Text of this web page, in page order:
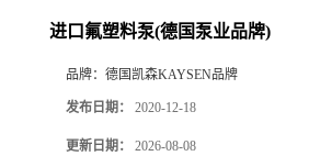
进口氟塑料泵(德国泵业品牌)
品牌： 德国凯森KAYSEN品牌
发布日期： 2020-12-18
更新日期： 2026-08-08